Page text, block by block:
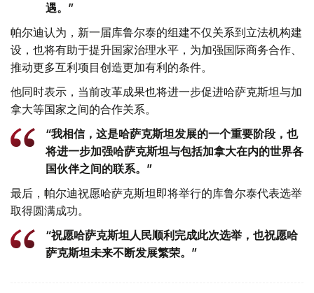
遇。”
帕尔迪认为，新一届库鲁尔泰的组建不仅关系到立法机构建
设，也将有助于提升国家治理水平，为加强国际商务合作、
推动更多互利项目创造更加有利的条件。
他同时表示，当前改革成果也将进一步促进哈萨克斯坦与加
拿大等国家之间的合作关系。
“我相信，这是哈萨克斯坦发展的一个重要阶段，也
将进一步加强哈萨克斯坦与包括加拿大在内的世界各
国伙伴之间的联系。”
最后，帕尔迪祝愿哈萨克斯坦即将举行的库鲁尔泰代表选举
取得圆满成功。
“祝愿哈萨克斯坦人民顺利完成此次选举，也祝愿哈
萨克斯坦未来不断发展繁荣。”